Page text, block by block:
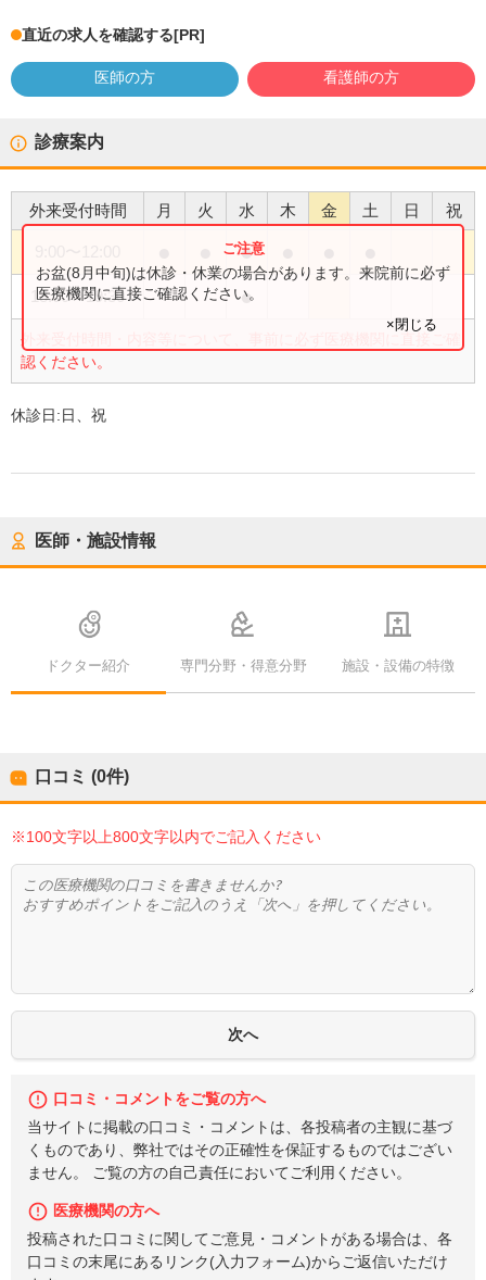
直近の求人を確認する[PR]
医師の方 看護師の方
診療案内
外来受付時間 月 火 水 木 金 土 日 祝
●
18:00〜19:30 ●
外来受付時間・内容等について、事前に必ず医療機関に直接ご確
認ください。
お盆(8月中旬)は休診・休業の場合があります。来院前に必ず
医療機関に直接ご確認ください。
×閉じる
休診日:日、祝
医師・施設情報
ドクター紹介 専門分野・得意分野 施設・設備の特徴
口コミ (0件)
※100文字以上800文字以内でご記入ください
口コミ・コメントをご覧の方へ
当サイトに掲載の口コミ・コメントは、各投稿者の主観に基づ
くものであり、弊社ではその正確性を保証するものではござい
ません。 ご覧の方の自己責任においてご利用ください。
医療機関の方へ
投稿された口コミに関してご意見・コメントがある場合は、各
口コミの末尾にあるリンク(入力フォーム)からご返信いただけ